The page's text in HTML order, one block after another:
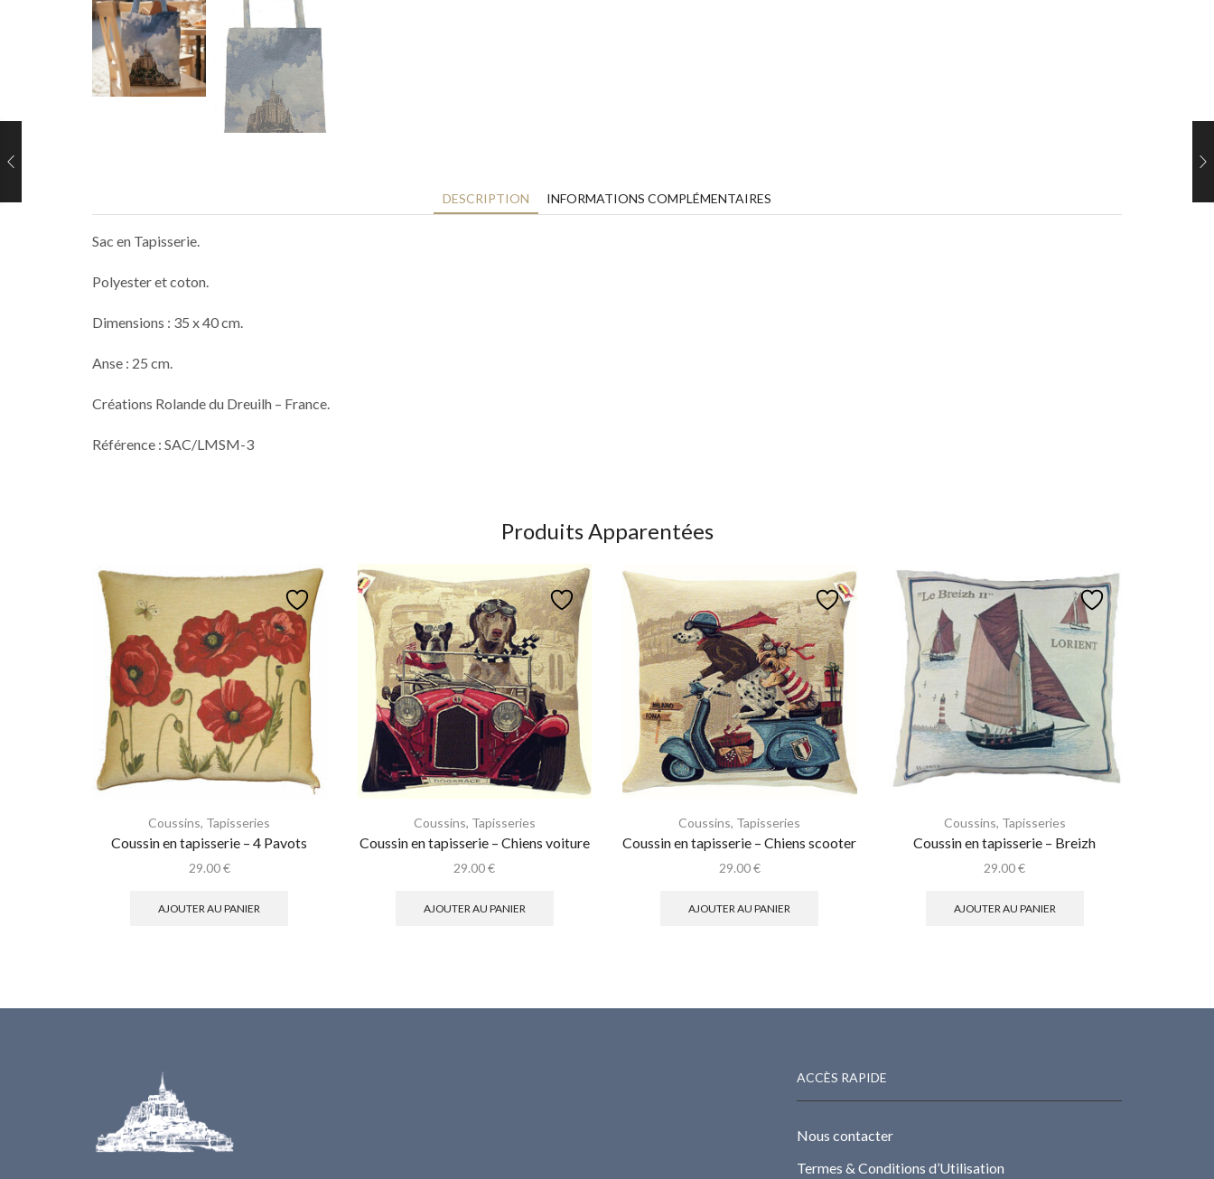
DESCRIPTION INFORMATIONS COMPLÉMENTAIRES
Sac en Tapisserie.
Polyester et coton.
Dimensions : 35 x 40 cm.
Anse : 25 cm.
Créations Rolande du Dreuilh – France.
Référence : SAC/LMSM-3
Produits Apparentées
Coussins, Tapisseries
Coussin en tapisserie – 4 Pavots
29.00€
AJOUTER AU PANIER
Coussins, Tapisseries
Coussin en tapisserie – Chiens voiture
29.00€
AJOUTER AU PANIER
Coussins, Tapisseries
Coussin en tapisserie – Chiens scooter
29.00€
AJOUTER AU PANIER
Coussins, Tapisseries
Coussin en tapisserie – Breizh
29.00€
AJOUTER AU PANIER
ACCÈS RAPIDE
Nous contacter
Termes & Conditions d’Utilisation